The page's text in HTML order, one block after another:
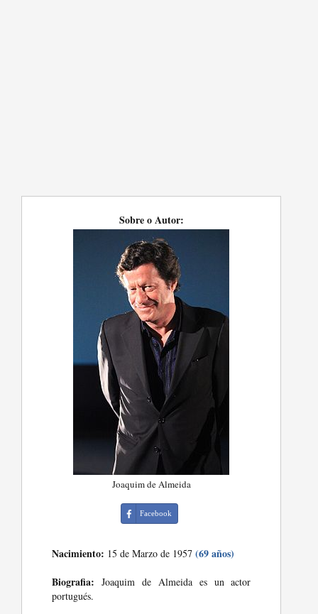
Sobre o Autor:
Joaquim de Almeida
Facebook
Nacimiento: 15 de Marzo de 1957(69 años)
Biografia: Joaquim de Almeida es un actor
portugués.